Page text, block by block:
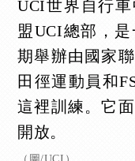
UCI世界自行
盟UCI總部，
期舉辦由國家
田徑運動員和
這裡訓練。它
開放。